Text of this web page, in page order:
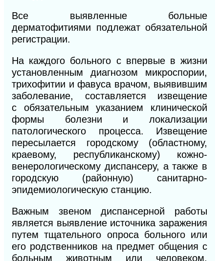
Все выявленные больные
дерматофитиями подлежат обязательной
регистрации.
На каждого больного с впервые в жизни
установленным диагнозом микроспории,
трихофитии и фавуса врачом, выявившим
заболевание, составляется извещение
с обязательным указанием клинической
формы болезни и локализации
патологического процесса. Извещение
пересылается городскому (областному,
краевому, республиканскому) кожно-
венерологическому диспансеру, а также в
городскую (районную) санитарно-
эпидемиологическую станцию.
Важным звеном диспансерной работы
является выявление источника заражения
путем тщательного опроса больного или
его родственников на предмет общения с
больным животным или человеком,